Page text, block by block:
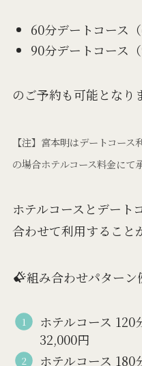
60分デートコース（
90分デートコース（
のご予約も可能となり
【注】宮本明はデートコー
の場合ホテルコース料金にて
ホテルコースとデート
合わせて利用すること
組み合わせパターン
ホテルコース 120
32,000円
ホテルコース 180